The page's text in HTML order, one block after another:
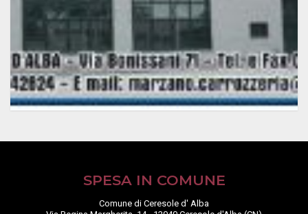
SPESA IN COMUNE
Comune di Ceresole d' Alba